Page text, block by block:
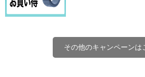
その他のキャンペーンは